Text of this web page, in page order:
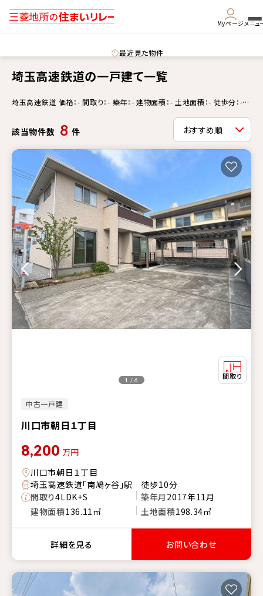
Myページメニュ
最近見た物件
埼玉高速鉄道の一戸建て一覧
埼玉高速鉄道 価格：- 間取り：- 築年：- 建物面積：- 土地面積：- 徒歩分：-
該当物件数 8 件
中古一戸建
川口市朝日１丁目
1 / 6
8,200 万円
川口市朝日１丁目
埼玉高速鉄道「南鳩ヶ谷」駅 徒歩10分
間取り4LDK+S 築年月 2017年11月
建物面積136.11㎡ 土地面積198.34㎡
詳細を見る お問い合わせ